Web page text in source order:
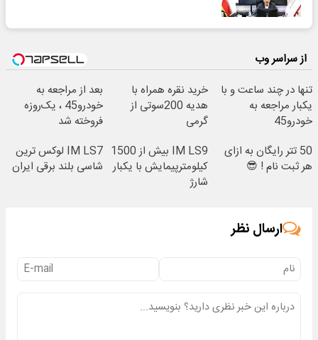
از سراسر وب
تنها در چند ساعت و با
یکبار مراجعه به
خودرو45
خرید نقره همراه با
هدیه 200سوتی از
گرمی
بعد از مراجعه به
خودرو45 ، یک‌روزه
فروخته شد
50 تتر رایگان به ازای
هر ثبت نام ! 😎
IM LS9 بیش از 1500
کیلومترپیمایش با یکبار
شارژ
IM LS7 لوکس ترین
شاسی بلند برقی ایران
ارسال نظر